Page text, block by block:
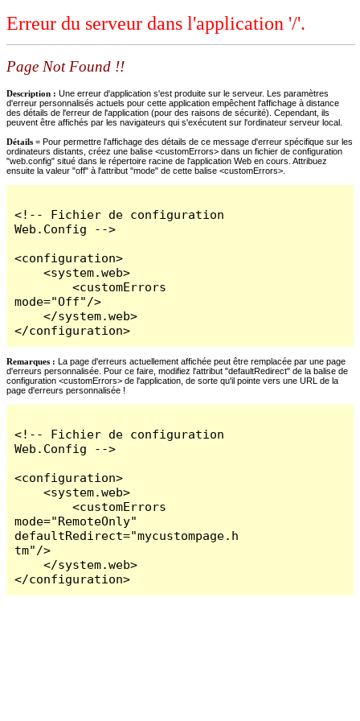
Erreur du serveur dans l'application '/'.
Page Not Found !!
Description : Une erreur d'application s'est produite sur le serveur. Les paramètres
d'erreur personnalisés actuels pour cette application empêchent l'affichage à distance
des détails de l'erreur de l'application (pour des raisons de sécurité). Cependant, ils
peuvent être affichés par les navigateurs qui s'exécutent sur l'ordinateur serveur local.
Détails = Pour permettre l'affichage des détails de ce message d'erreur spécifique sur les
ordinateurs distants, créez une balise <customErrors> dans un fichier de configuration
"web.config" situé dans le répertoire racine de l'application Web en cours. Attribuez
ensuite la valeur "off" à l'attribut "mode" de cette balise <customErrors>.
<!-- Fichier de configuration
Web.Config -->
<configuration>
    <system.web>
        <customErrors
mode="Off"/>
    </system.web>
</configuration>
Remarques : La page d'erreurs actuellement affichée peut être remplacée par une page
d'erreurs personnalisée. Pour ce faire, modifiez l'attribut "defaultRedirect" de la balise de
configuration <customErrors> de l'application, de sorte qu'il pointe vers une URL de la
page d'erreurs personnalisée !
<!-- Fichier de configuration
Web.Config -->
<configuration>
    <system.web>
        <customErrors
mode="RemoteOnly"
defaultRedirect="mycustompage.h
tm"/>
    </system.web>
</configuration>